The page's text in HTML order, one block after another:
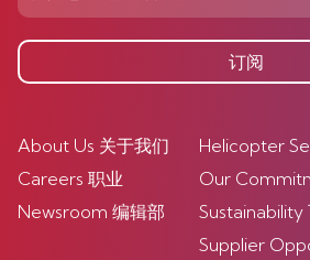
订阅
About Us 关于我们
Careers 职业
Newsroom 编辑部
Helicopter
Our
Sustainability
Supplier